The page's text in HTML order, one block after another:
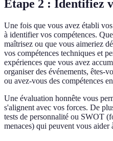
Étape 2 : Identifiez
Une fois que vous avez établi
à identifier vos compétences.
maîtrisez ou que vous aimeriez
vos compétences techniques et
expériences que vous avez
organiser des événements, êtes-
ou avez-vous des compétences
Une évaluation honnête vous
s'alignent avec vos forces. De
tests de personnalité ou SWOT
menaces) qui peuvent vous aider